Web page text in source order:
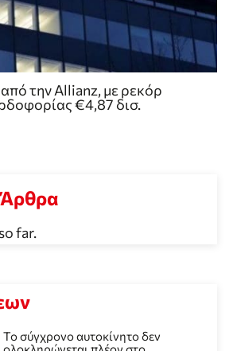
από την Allianz, με ρεκόρ
€4,87 δισ.
far.
Το σύγχρονο αυτοκίνητο δεν